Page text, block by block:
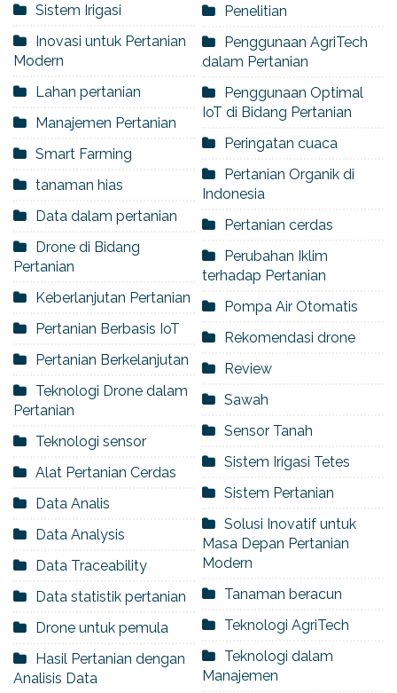
Sistem Irigasi
Inovasi untuk Pertanian
Modern
Lahan pertanian
Manajemen Pertanian
Smart Farming
tanaman hias
Data dalam pertanian
Drone di Bidang
Pertanian
Keberlanjutan Pertanian
Pertanian Berbasis IoT
Pertanian Berkelanjutan
Teknologi Drone dalam
Pertanian
Teknologi sensor
Alat Pertanian Cerdas
Data Analis
Data Analysis
Data Traceability
Data statistik pertanian
Drone untuk pemula
Hasil Pertanian dengan
Analisis Data
Penelitian
Penggunaan AgriTech
dalam Pertanian
Penggunaan Optimal
IoT di Bidang Pertanian
Peringatan cuaca
Pertanian Organik di
Indonesia
Pertanian cerdas
Perubahan Iklim
terhadap Pertanian
Pompa Air Otomatis
Rekomendasi drone
Review
Sawah
Sensor Tanah
Sistem Irigasi Tetes
Sistem Pertanian
Solusi Inovatif untuk
Masa Depan Pertanian
Modern
Tanaman beracun
Teknologi AgriTech
Teknologi dalam
Manajemen